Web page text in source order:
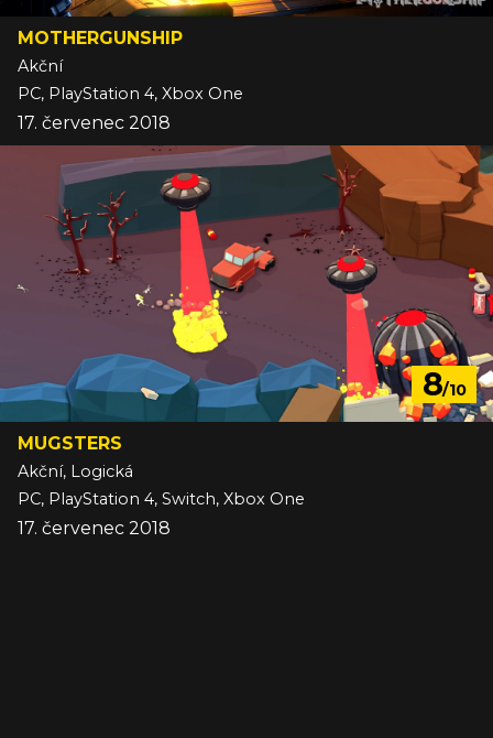
MOTHERGUNSHIP
Akční
PC, PlayStation 4, Xbox One
17. červenec 2018
8/10
MUGSTERS
Akční, Logická
PC, PlayStation 4, Switch, Xbox One
17. červenec 2018